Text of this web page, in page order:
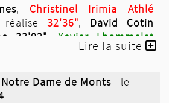
, Christinel Irimia Athlé
réalise 32'36", David Cotin
33'02"
Xavier Lhommelet
Lire la suite
Dame de Monts - le